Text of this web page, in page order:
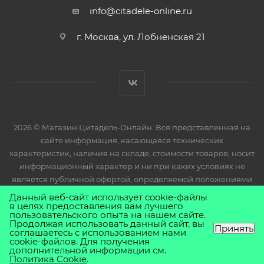
info@citadele-online.ru
г. Москва, ул. Лобненская 21
2026 © Магазин Цитадель-Онлайн. Вся представленная на
сайте информация, касающаяся технических
характеристик, наличия на складе, стоимости товаров, носит
информационный характер и ни при каких условиях не
является публичной офертой, определяемой положениями
Статьи 437(2) Гражданского кодекса РФ.
Данный веб-сайт использует cookie-файлы
в целях предоставления вам лучшего
пользовательского опыта на нашем сайте.
Продолжая использовать данный сайт, вы
соглашаетесь с использованием нами
cookie-файлов. Для получения
дополнительной информации см.
Политика Cookie.
Принять